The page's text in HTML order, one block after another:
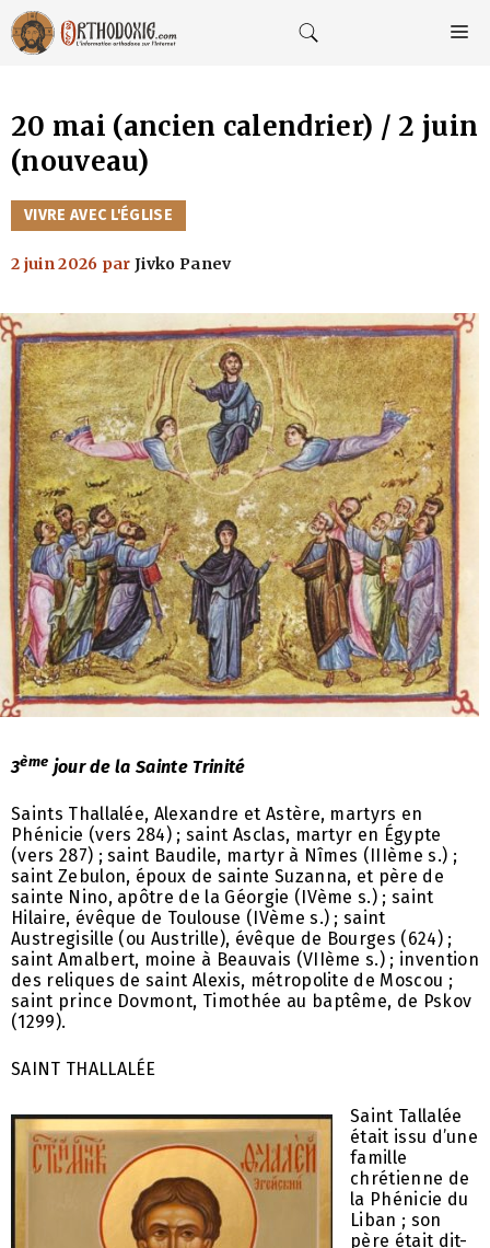
Aller
au
contenu
20 mai (ancien calendrier) / 2 juin
(nouveau)
CATÉGORIES
VIVRE AVEC L'ÉGLISE
2 juin 2026 parJivko Panev
3ème jour de la Sainte Trinité
Saints Thallalée, Alexandre et Astère, martyrs en
Phénicie (vers 284) ; saint Asclas, martyr en Égypte
(vers 287) ; saint Baudile, martyr à Nîmes (IIIème s.) ;
saint Zebulon, époux de sainte Suzanna, et père de
sainte Nino, apôtre de la Géorgie (IVème s.) ; saint
Hilaire, évêque de Toulouse (IVème s.) ; saint
Austregisille (ou Austrille), évêque de Bourges (624) ;
saint Amalbert, moine à Beauvais (VIIème s.) ; invention
des reliques de saint Alexis, métropolite de Moscou ;
saint prince Dovmont, Timothée au baptême, de Pskov
(1299).
SAINT THALLALÉE
Saint Tallalée
était issu d’une
famille
chrétienne de
la Phénicie du
Liban ; son
père était dit-